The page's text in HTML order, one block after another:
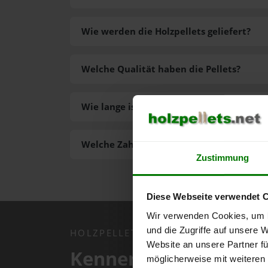
Zustimmung
Diese Webseite verwendet
Wir verwenden Cookies,
und die Zugriffe auf unsere
Website an unsere Partner
möglicherweise mit
Wie werden die Holzpellets geliefert?
Welche Zahlungsarten gibt es?
Welche Qualität haben die Pellets?
Wie lange ist die Lieferzeit der Pellets?
HOLZPELLETS.NET APP
Kennen Sie schon